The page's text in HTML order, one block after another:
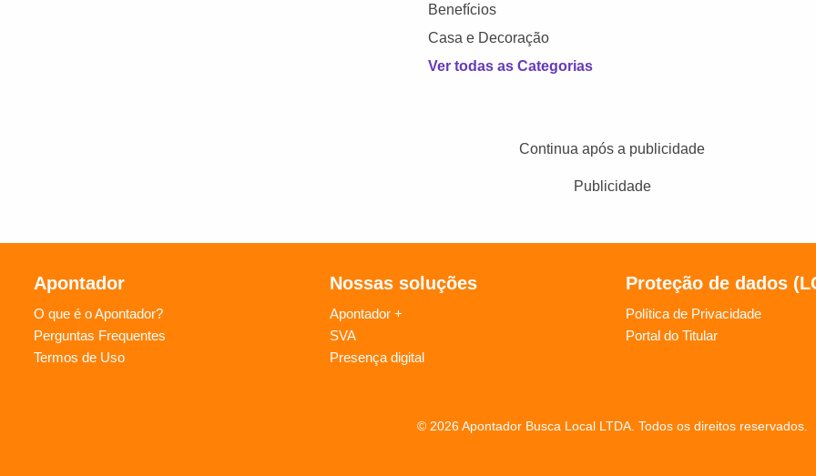
Benefícios
Casa e Decoração
Ver todas as Categorias
Continua após a publicidade
Publicidade
Apontador
O que é o Apontador?
Perguntas Frequentes
Termos de Uso
Nossas soluções
Apontador +
SVA
Presença digital
Proteção de dados
Política de Privacidade
Portal do Titular
© 2026 Apontador Busca Local LTDA. Todos os direitos reservados.